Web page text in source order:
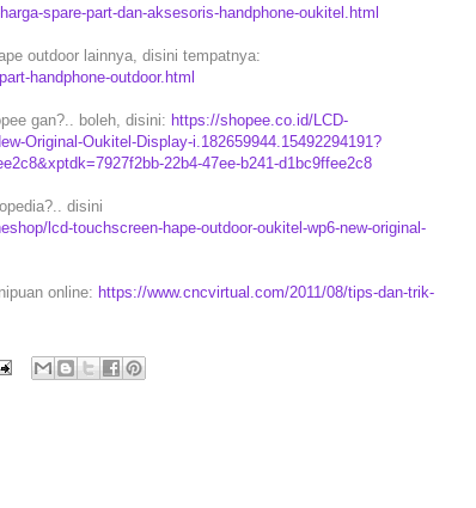
spare-part-dan-aksesoris-handphone-oukitel.html
outdoor lainnya, disini tempatnya:
handphone-outdoor.html
gan?.. boleh, disini: https://shopee.co.id/LCD-
Original-Oukitel-Display-i.182659944.15492294191?
22b4-47ee-b241-d1bc9ffee2c8
disini
lcd-touchscreen-hape-outdoor-oukitel-wp6-new-original-
online: https://www.cncvirtual.com/2011/08/tips-dan-trik-